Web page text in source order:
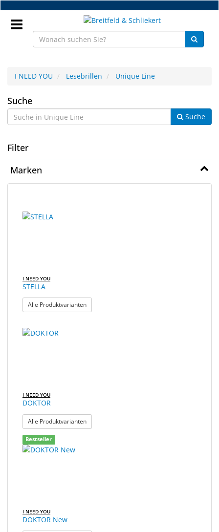
Zum
Hauptinhalt
springen
NEU
Brillenteile
Werkstatt
Handelsware
NEED
YOU
I NEED YOU Lesebrillen Unique Line
Unique
Line
Suche
Suche
Filter
Marken
Ergebnisse
gerendert.
I NEED YOU
STELLA
Alle Produktvarianten: STELLA
I NEED YOU
DOKTOR
Alle Produktvarianten: DOKTOR
Bestseller
I NEED YOU
DOKTOR New